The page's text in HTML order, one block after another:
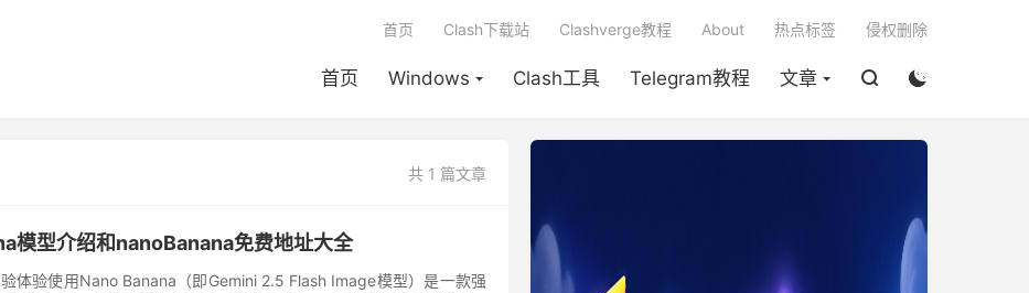
首页 Windows Clash工具 Telegram教程 文章  
首页 Clash下载站 Clashverge教程 About 热点标签 侵权删除
共 1 篇文章
模型介绍和nanoBanana免费地址大全
体验使用Nano Banana（即Gemini 2.5 Flash Image模型）是一款强